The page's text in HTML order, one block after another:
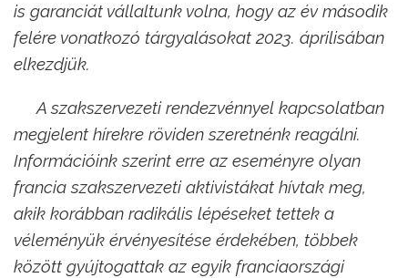
is garanciát vállaltunk volna, hogy az év második
felére vonatkozó tárgyalásokat 2023. áprilisában
elkezdjük.
A szakszervezeti rendezvénnyel kapcsolatban
megjelent hírekre röviden szeretnénk reagálni.
Információink szerint erre az eseményre olyan
francia szakszervezeti aktivistákat hívtak meg,
akik korábban radikális lépéseket tettek a
véleményük érvényesítése érdekében, többek
között gyújtogattak az egyik franciaországi